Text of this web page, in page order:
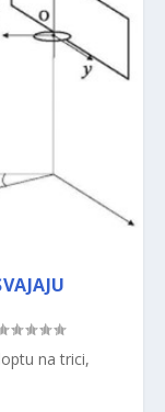
na trici,